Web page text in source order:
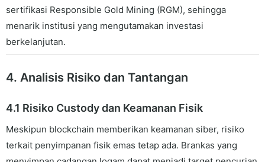
sertifikasi Responsible Gold Mining (RGM), sehingga
menarik institusi yang mengutamakan investasi
berkelanjutan.
4. Analisis Risiko dan Tantangan
4.1 Risiko Custody dan Keamanan Fisik
Meskipun blockchain memberikan keamanan siber, risiko
terkait penyimpanan fisik emas tetap ada. Brankas yang